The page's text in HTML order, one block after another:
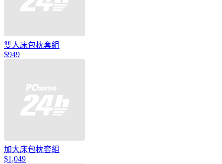
雙人床包枕套組
$949
加大床包枕套組
$1,049